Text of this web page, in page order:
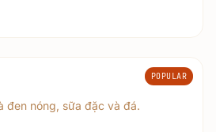
POPULAR
đen nóng, sữa đặc và đá.